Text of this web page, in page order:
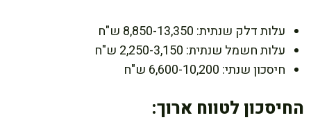
עלות דלק שנתית: 8,850-13,350 ש"ח
עלות חשמל שנתית: 2,250-3,150 ש"ח
חיסכון שנתי: 6,600-10,200 ש"ח
החיסכון לטווח ארוך: